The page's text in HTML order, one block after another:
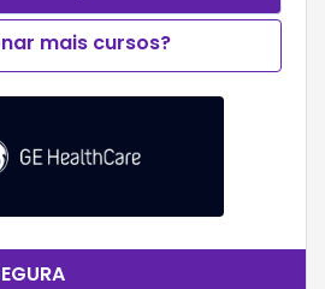
mais cursos?